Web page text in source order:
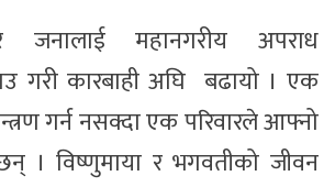
जनालाई महानगरीय अपराध
गरी कारबाही अघि बढायो । एक
गर्न नसक्दा एक परिवारले आफ्नो
। विष्णुमाया र भगवतीको जीवन